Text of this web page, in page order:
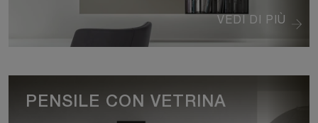
VEDI DI PIÙ
PENSILE CON VETRINA